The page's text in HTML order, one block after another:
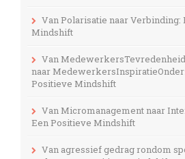
Van Polarisatie naar Verbinding:
Mindshift
Van
naar
Positieve Mindshift
Van Micromanagement naar
Een Positieve Mindshift
Van agressief gedrag rondom